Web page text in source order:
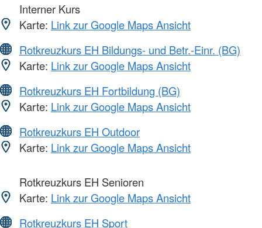
Interner Kurs
Karte: Link zur Google Maps Ansicht
Rotkreuzkurs EH Bildungs- und Betr.-Einr. (BG)
Karte: Link zur Google Maps Ansicht
Rotkreuzkurs EH Fortbildung (BG)
Karte: Link zur Google Maps Ansicht
Rotkreuzkurs EH Outdoor
Karte: Link zur Google Maps Ansicht
Rotkreuzkurs EH Senioren
Karte: Link zur Google Maps Ansicht
Rotkreuzkurs EH Sport